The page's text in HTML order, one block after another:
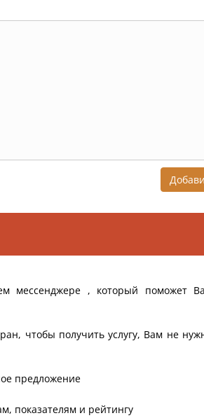
мессенджере , который поможет
чтобы получить услугу, Вам не
предложение
показателям и рейтингу